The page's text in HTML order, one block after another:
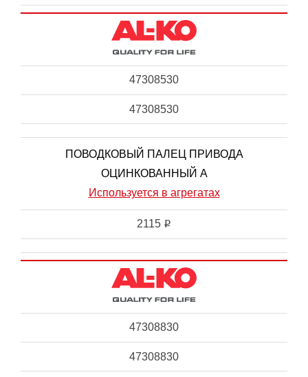
47308530
47308530
ПОВОДКОВЫЙ ПАЛЕЦ ПРИВОДА
ОЦИНКОВАННЫЙ А
Используется в агрегатах
2115 i
47308830
47308830